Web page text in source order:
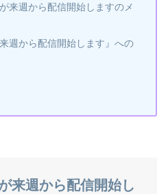
来週から配信開始しますのメ
週から配信開始します』への
来週から配信開始し